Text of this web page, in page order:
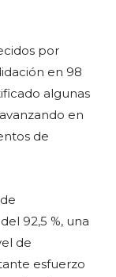
por
en 98
algunas
en
de
92,5 %, una
de
esfuerzo